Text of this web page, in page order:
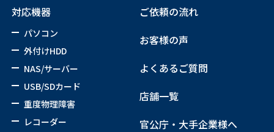
対応機器
パソコン
外付けHDD
NAS/サーバー
USB/SDカード
重度物理障害
レコーダー
ご依頼の流れ
お客様の声
よくあるご質問
店舗一覧
官公庁・大手企業様へ